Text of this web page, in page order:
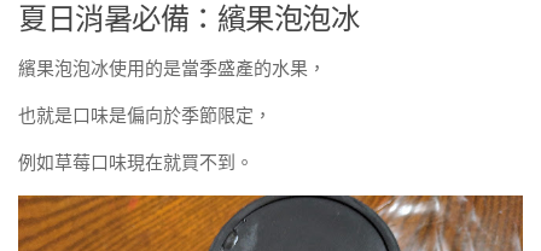
夏日消暑必備：繽果泡泡冰
繽果泡泡冰使用的是當季盛產的水果，
也就是口味是偏向於季節限定，
例如草莓口味現在就買不到。